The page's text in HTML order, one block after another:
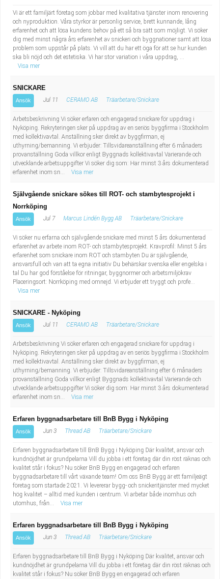
Vi är ett familjärt företag som jobbar med kvalitativa tjänster inom renovering
och nyproduktion. Våra styrkor är personlig service, brett kunnande, lång
erfarenhet och att lösa kundens behov på ett så bra sätt som möjligt. Vi söker
dig med minst några års erfarenhet av snickeri och byggnationer samt att lösa
problem som uppstår på plats. Vi vill att du har ett öga för att se hur kunden
ska bli nöjd och det estetiska. Vi har stor variation i våra uppdrag, ...
Visa mer
SNICKARE
Ansök Jul 11 CERAMO AB Träarbetare/Snickare
Arbetsbeskrivning Vi söker erfaren och engagerad snickare för uppdrag i
Nyköping. Rekryteringen sker på uppdrag av en seriös byggfirma i Stockholm
med kollektivavtal. Anställning sker direkt av byggfirman, ej
uthyrning/bemanning. Vi erbjuder: Tillsvidareanställning efter 6 månaders
provanställning Goda villkor enligt Byggnads kollektivavtal Varierande och
utvecklande arbetsuppgifter Vi söker dig som: Har minst 3 års dokumenterad
erfarenhet inom sn...
Visa mer
Självgående snickare sökes till ROT- och stambytesprojekt i
Norrköping
Ansök Jul 7 Marcus Lindén Bygg AB Träarbetare/Snickare
Vi söker nu erfarna och självgående snickare med minst 5 års dokumenterad
erfarenhet av arbete inom ROT- och stambytesprojekt. Kravprofil: Minst 5 års
erfarenhet som snickare inom ROT och stambyten Du är självgående,
ansvarsfull och van att ta egna initiativ Du behärskar svenska eller engelska i
tal Du har god förståelse för ritningar, byggnormer och arbetsmiljökrav
Placeringsort: Norrköping med omnejd. Vi erbjuder ett tryggt och profe...
Visa mer
SNICKARE - Nyköping
Ansök Jul 11 CERAMO AB Träarbetare/Snickare
Arbetsbeskrivning Vi söker erfaren och engagerad snickare för uppdrag i
Nyköping. Rekryteringen sker på uppdrag av en seriös byggfirma i Stockholm
med kollektivavtal. Anställning sker direkt av byggfirman, ej
uthyrning/bemanning. Vi erbjuder: Tillsvidareanställning efter 6 månaders
provanställning Goda villkor enligt Byggnads kollektivavtal Varierande och
utvecklande arbetsuppgifter Vi söker dig som: Har minst 3 års dokumenterad
erfarenhet inom sn...
Visa mer
Erfaren byggnadsarbetare till BnB Bygg i Nyköping
Ansök Jun 3 Thread AB Träarbetare/Snickare
Erfaren byggnadsarbetare till BnB Bygg i Nyköping Där kvalitet, ansvar och
kundnöjdhet är grundpelarna Vill du jobba i ett företag där din röst räknas och
kvalitet står i fokus? Nu söker BnB Bygg en engagerad och erfaren
byggnadsarbetare till vårt växande team! Om oss BnB Bygg är ett familjeägt
företag som startade 2021. Vi levererar bygg- och snickeritjänster med mycket
hög kvalitet – alltid med kunden i centrum. Vi arbetar både inomhus och
utomhus, från...
Visa mer
Erfaren byggnadsarbetare till BnB Bygg i Nyköping
Ansök Jun 3 Thread AB Träarbetare/Snickare
Erfaren byggnadsarbetare till BnB Bygg i Nyköping Där kvalitet, ansvar och
kundnöjdhet är grundpelarna Vill du jobba i ett företag där din röst räknas och
kvalitet står i fokus? Nu söker BnB Bygg en engagerad och erfaren